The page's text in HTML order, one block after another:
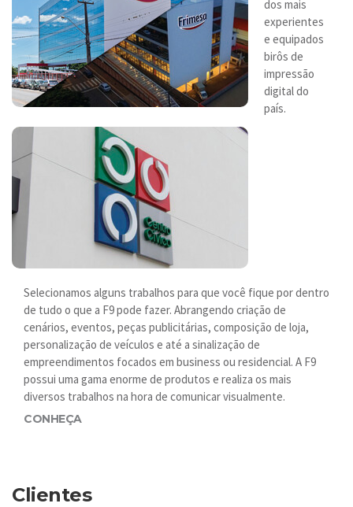
dos mais
experientes
e equipados
birôs de
impressão
digital do
país.
Selecionamos alguns trabalhos para que você fique por dentro
de tudo o que a F9 pode fazer. Abrangendo criação de
cenários, eventos, peças publicitárias, composição de loja,
personalização de veículos e até a sinalização de
empreendimentos focados em business ou residencial. A F9
possui uma gama enorme de produtos e realiza os mais
diversos trabalhos na hora de comunicar visualmente.
CONHEÇA
Clientes